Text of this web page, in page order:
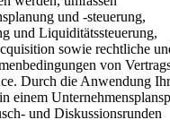
und -steuerung,
und Liquiditätssteuerung,
sowie rechtliche
von
Durch die Anwendung
einem
und Diskussionsrunden